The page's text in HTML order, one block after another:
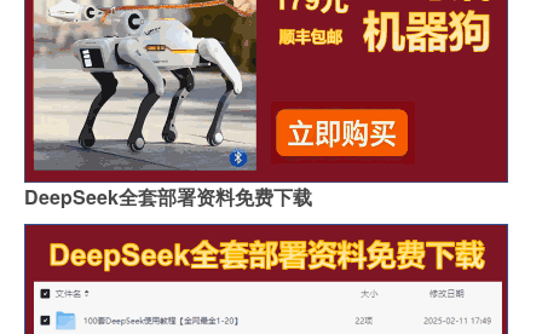
DeepSeek全套部署资料免费下载